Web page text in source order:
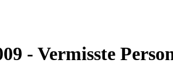
- Vermisste